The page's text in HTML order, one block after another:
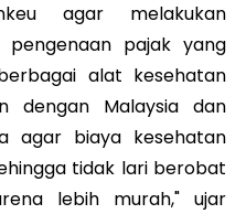
agar melakukan
pengenaan pajak yang
alat kesehatan
dengan Malaysia dan
agar biaya kesehatan
tidak lari berobat
lebih murah," ujar